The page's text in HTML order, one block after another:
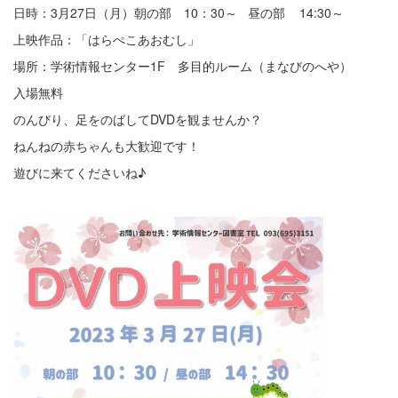
日時：3月27日（月）朝の部 10：30～ 昼の部 14:30～
上映作品：「はらぺこあおむし」
場所：学術情報センター1F 多目的ルーム（まなびのへや）
入場無料
のんびり、足をのばしてDVDを観ませんか？
ねんねの赤ちゃんも大歓迎です！
遊びに来てくださいね♪